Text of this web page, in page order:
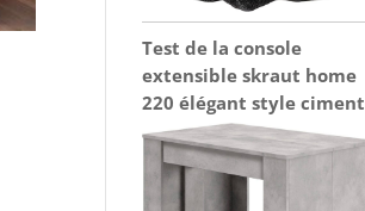
Test de la console
extensible skraut home
220 élégant style ciment